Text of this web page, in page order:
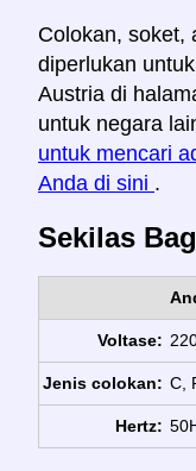
Colokan, soket,
diperlukan
Austria di
untuk negara
untuk mencari
Anda di sini .
Sekilas
Voltase:
Jenis colokan: C,
Hertz: